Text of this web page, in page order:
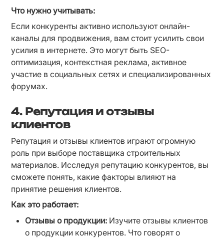
Что нужно учитывать:
Если конкуренты активно используют онлайн-
каналы для продвижения, вам стоит усилить свои
усилия в интернете. Это могут быть SEO-
оптимизация, контекстная реклама, активное
участие в социальных сетях и специализированных
форумах.
4. Репутация и отзывы
клиентов
Репутация и отзывы клиентов играют огромную
роль при выборе поставщика строительных
материалов. Исследуя репутацию конкурентов, вы
сможете понять, какие факторы влияют на
принятие решения клиентов.
Как это работает:
Отзывы о продукции: Изучите отзывы клиентов
о продукции конкурентов. Что говорят о